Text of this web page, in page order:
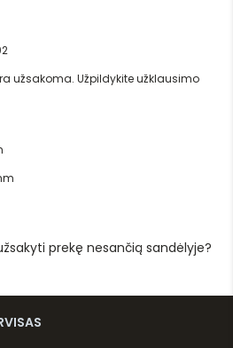
užsakoma. Užpildykite užklausimo
prekę nesančią sandėlyje?